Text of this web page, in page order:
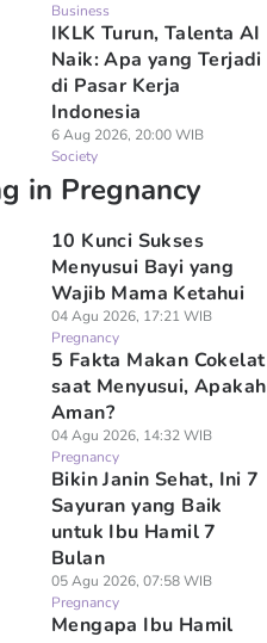
Business
IKLK Turun, Talenta AI
Naik: Apa yang Terjadi
di Pasar Kerja
Indonesia
6 Aug 2026, 20:00 WIB
Society
in Pregnancy
10 Kunci Sukses
Menyusui Bayi yang
Wajib Mama Ketahui
04 Agu 2026, 17:21 WIB
Pregnancy
5 Fakta Makan Cokelat
saat Menyusui, Apakah
Aman?
04 Agu 2026, 14:32 WIB
Pregnancy
Bikin Janin Sehat, Ini 7
Sayuran yang Baik
untuk Ibu Hamil 7
Bulan
05 Agu 2026, 07:58 WIB
Pregnancy
Mengapa Ibu Hamil